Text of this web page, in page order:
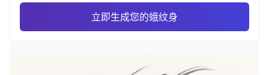
立即生成您的蛾纹身